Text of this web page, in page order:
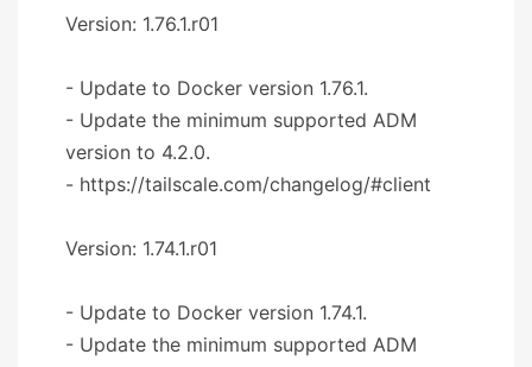
Version: 1.76.1.r01
- Update to Docker version 1.76.1.
- Update the minimum supported ADM
version to 4.2.0.
- https://tailscale.com/changelog/#client
Version: 1.74.1.r01
- Update to Docker version 1.74.1.
- Update the minimum supported ADM